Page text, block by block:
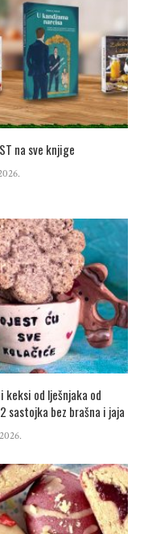
na sve knjige
keksi od lješnjaka od
sastojka bez brašna i jaja